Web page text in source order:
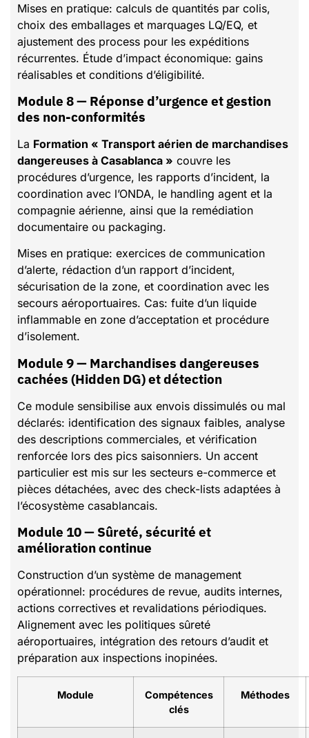
Mises en pratique: calculs de quantités par colis,
choix des emballages et marquages LQ/EQ, et
ajustement des process pour les expéditions
récurrentes. Étude d’impact économique: gains
réalisables et conditions d’éligibilité.
Module 8 — Réponse d’urgence et gestion
des non-conformités
La Formation « Transport aérien de marchandises
dangereuses à Casablanca » couvre les
procédures d’urgence, les rapports d’incident, la
coordination avec l’ONDA, le handling agent et la
compagnie aérienne, ainsi que la remédiation
documentaire ou packaging.
Mises en pratique: exercices de communication
d’alerte, rédaction d’un rapport d’incident,
sécurisation de la zone, et coordination avec les
secours aéroportuaires. Cas: fuite d’un liquide
inflammable en zone d’acceptation et procédure
d’isolement.
Module 9 — Marchandises dangereuses
cachées (Hidden DG) et détection
Ce module sensibilise aux envois dissimulés ou mal
déclarés: identification des signaux faibles, analyse
des descriptions commerciales, et vérification
renforcée lors des pics saisonniers. Un accent
particulier est mis sur les secteurs e-commerce et
pièces détachées, avec des check-lists adaptées à
l’écosystème casablancais.
Module 10 — Sûreté, sécurité et
amélioration continue
Construction d’un système de management
opérationnel: procédures de revue, audits internes,
actions correctives et revalidations périodiques.
Alignement avec les politiques sûreté
aéroportuaires, intégration des retours d’audit et
préparation aux inspections inopinées.
Module
Compétences
clés
Méthodes